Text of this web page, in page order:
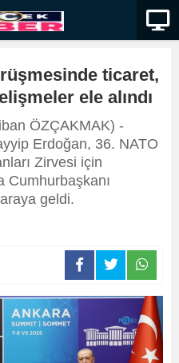
ticaret,
ele alındı
ÖZÇAKMAK) -
Erdoğan, 36. NATO
Zirvesi için
Cumhurbaşkanı
geldi.